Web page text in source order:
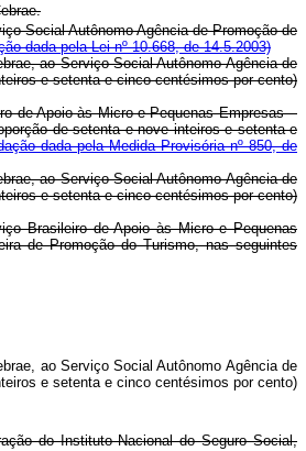
Social Autônomo Agência de Promoção de
dada pela Lei nº 10.668, de 14.5.2003)
ao Serviço Social Autônomo Agência de
e setenta e cinco centésimos por cento)
de Apoio às Micro e Pequenas Empresas -
de setenta e nove inteiros e setenta e
dada pela Medida Provisória nº 850, de
ao Serviço Social Autônomo Agência de
e setenta e cinco centésimos por cento)
Brasileiro de Apoio às Micro e Pequenas
de Promoção do Turismo, nas seguintes
ao Serviço Social Autônomo Agência de
e setenta e cinco centésimos por cento)
do Instituto Nacional do Seguro Social,